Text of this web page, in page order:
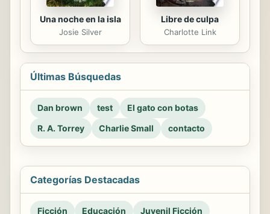
Una noche en la isla
Josie Silver
Libre de culpa
Charlotte Link
Últimas Búsquedas
Dan brown test
El gato con botas
R. A. Torrey
Charlie Small contacto
Categorías Destacadas
Ficción Educación Juvenil Ficción